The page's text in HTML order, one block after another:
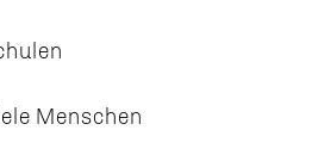
Menschen